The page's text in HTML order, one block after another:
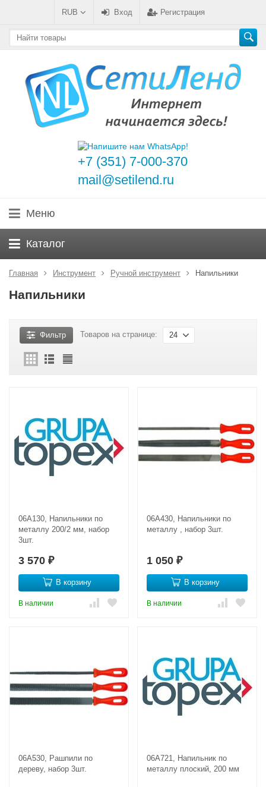
RUB Вход Регистрация
+7 (351) 7-000-370
mail@setilend.ru
Меню
Каталог
Главная Инструмент Ручной инструмент Напильники
Напильники
Фильтр Товаров на странице: 24
06A130, Напильники по
металлу 200/2 мм, набор
3шт.
3 570 ₽
В корзину
В наличии
06A430, Напильники по
металлу , набор 3шт.
1 050 ₽
В корзину
В наличии
06A530, Рашпили по
дереву, набор 3шт.
06A721, Напильник по
металлу плоский, 200 мм